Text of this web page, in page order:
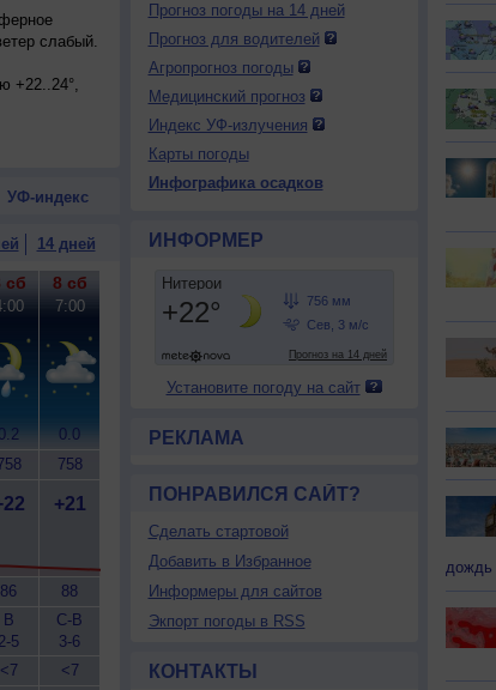
слабый.
+22..24°,
УФ-индекс
14 дней
сб
0.2
86
В
2-5
<7
8 сб
7:00
0.0
758
+21
88
С-В
3-6
<7
Прогноз погоды на 14 дней
Прогноз для водителей
Агропрогноз погоды
Медицинский прогноз
Индекс УФ-излучения
Карты погоды
Инфографика осадков
ИНФОРМЕР
Установите погоду на сайт
РЕКЛАМА
ПОНРАВИЛСЯ САЙТ?
Сделать стартовой
Добавить в Избранное
Информеры для сайтов
Экпорт погоды в RSS
КОНТАКТЫ
дождь